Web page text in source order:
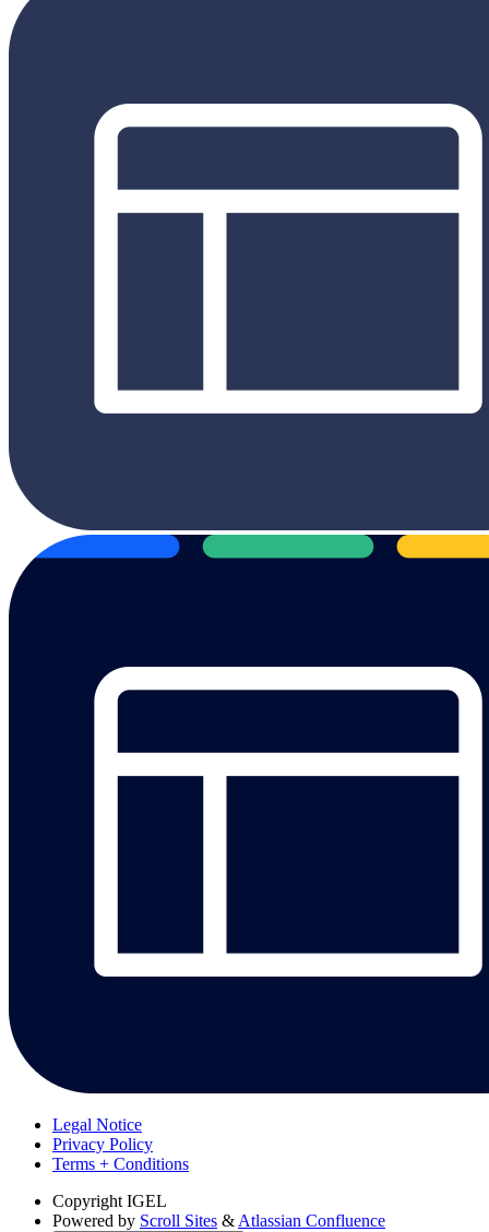
Legal Notice
Privacy Policy
Terms + Conditions
Copyright IGEL
Powered by Scroll Sites & Atlassian Confluence